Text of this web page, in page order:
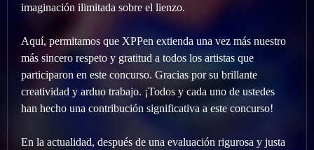
imaginación ilimitada sobre el lienzo.
Aquí, permitamos que XPPen extienda una vez más nuestro
más sincero respeto y gratitud a todos los artistas que
participaron en este concurso. Gracias por su brillante
creatividad y arduo trabajo. ¡Todos y cada uno de ustedes
han hecho una contribución significativa a este concurso!
En la actualidad, después de una evaluación rigurosa y justa